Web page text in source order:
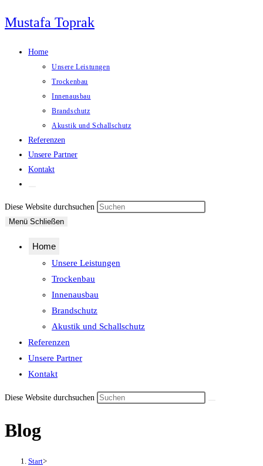
Inhalt
Mustafa Toprak
Home
Unsere Leistungen
Trockenbau
Innenausbau
Brandschutz
Akustik und Schallschutz
Referenzen
Unsere Partner
Kontakt
umschalten
Diese Website durchsuchen
Menü Schließen
Home
Unsere Leistungen
Trockenbau
Innenausbau
Brandschutz
Akustik und Schallschutz
Referenzen
Unsere Partner
Kontakt
Diese Website durchsuchen
Blog
Start>